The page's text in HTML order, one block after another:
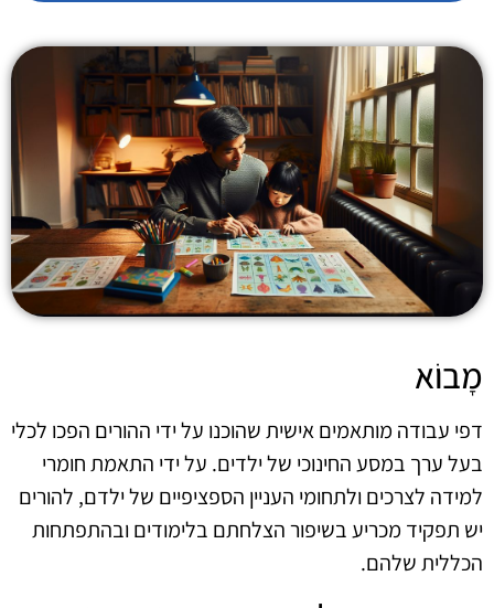
מָבוֹא
דפי עבודה מותאמים אישית שהוכנו על ידי ההורים הפכו לכלי
בעל ערך במסע החינוכי של ילדים. על ידי התאמת חומרי
למידה לצרכים ולתחומי העניין הספציפיים של ילדם, להורים
יש תפקיד מכריע בשיפור הצלחתם בלימודים ובהתפתחות
הכללית שלהם.